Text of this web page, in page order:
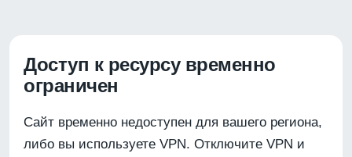
Доступ к ресурсу временно
ограничен
Сайт временно недоступен для вашего региона,
либо вы используете VPN. Отключите VPN и